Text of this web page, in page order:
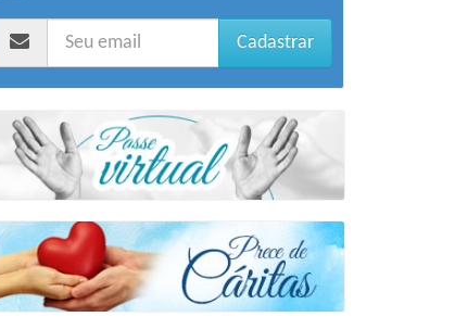
Cadastrar